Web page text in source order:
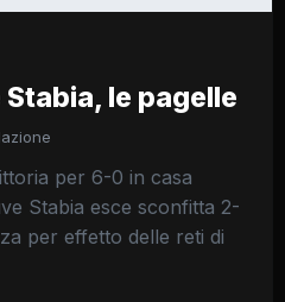
le pagelle
per 6-0 in casa
Stabia esce sconfitta 2-
per effetto delle reti di